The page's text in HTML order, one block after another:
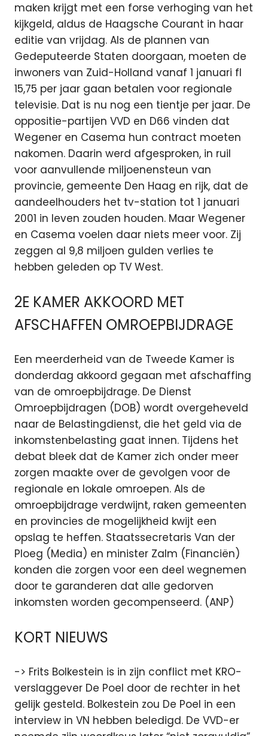
maken krijgt met een forse verhoging van het
kijkgeld, aldus de Haagsche Courant in haar
editie van vrijdag. Als de plannen van
Gedeputeerde Staten doorgaan, moeten de
inwoners van Zuid-Holland vanaf 1 januari fl
15,75 per jaar gaan betalen voor regionale
televisie. Dat is nu nog een tientje per jaar. De
oppositie-partijen VVD en D66 vinden dat
Wegener en Casema hun contract moeten
nakomen. Daarin werd afgesproken, in ruil
voor aanvullende miljoenensteun van
provincie, gemeente Den Haag en rijk, dat de
aandeelhouders het tv-station tot 1 januari
2001 in leven zouden houden. Maar Wegener
en Casema voelen daar niets meer voor. Zij
zeggen al 9,8 miljoen gulden verlies te
hebben geleden op TV West.
2E KAMER AKKOORD MET
AFSCHAFFEN OMROEPBIJDRAGE
Een meerderheid van de Tweede Kamer is
donderdag akkoord gegaan met afschaffing
van de omroepbijdrage. De Dienst
Omroepbijdragen (DOB) wordt overgeheveld
naar de Belastingdienst, die het geld via de
inkomstenbelasting gaat innen. Tijdens het
debat bleek dat de Kamer zich onder meer
zorgen maakte over de gevolgen voor de
regionale en lokale omroepen. Als de
omroepbijdrage verdwijnt, raken gemeenten
en provincies de mogelijkheid kwijt een
opslag te heffen. Staatssecretaris Van der
Ploeg (Media) en minister Zalm (Financiën)
konden die zorgen voor een deel wegnemen
door te garanderen dat alle gedorven
inkomsten worden gecompenseerd. (ANP)
KORT NIEUWS
-> Frits Bolkestein is in zijn conflict met KRO-
verslaggever De Poel door de rechter in het
gelijk gesteld. Bolkestein zou De Poel in een
interview in VN hebben beledigd. De VVD-er